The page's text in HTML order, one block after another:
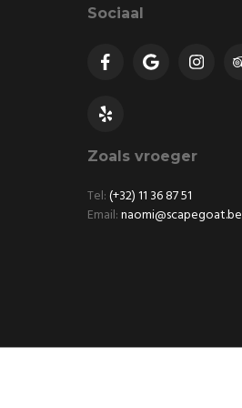
Sociaal
Zoals vroeger
Tel:(+32) 11 36 87 51
Email:naomi@scapegoat.be